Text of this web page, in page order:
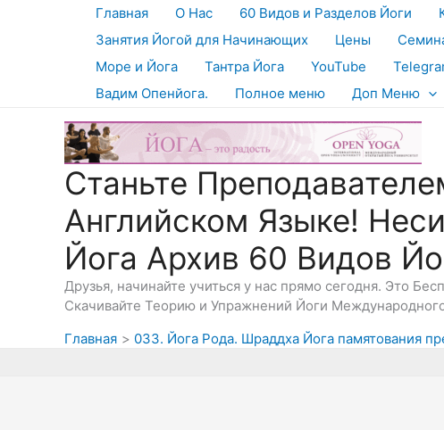
Главная О Нас 60 Видов и Разделов Йоги
Занятия Йогой для Начинающих
Цены
Море и Йога
Тантра Йога YouTube
Вадим Опенйога.
Полное меню Доп Меню
Станьте
Английском Языке!
Йога Архив 60 Видов
Друзья, начинайте учиться у нас прямо сегодня. Это
Скачивайте Теорию и Упражнений Йоги
Главная
033. Йога Рода. Шраддха Йога памятования